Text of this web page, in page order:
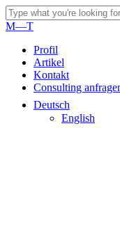
Skip
to
content
Close
M—T
Menu
Profil
Artikel
Kontakt
Consulting
Deutsch
English